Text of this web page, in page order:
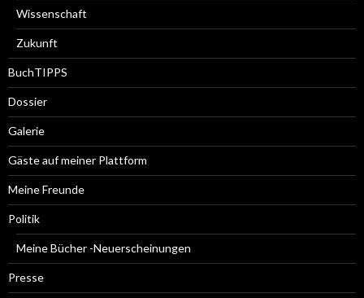
Wissenschaft
Zukunft
BuchTIPPS
Dossier
Galerie
Gäste auf meiner Plattform
Meine Freunde
Politik
Meine Bücher -Neuerscheinungen
Presse